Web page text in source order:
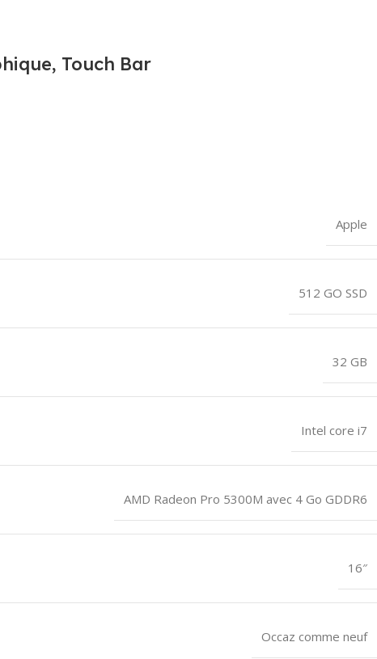
Touch Bar
Apple
512 GO SSD
32 GB
Intel core i7
AMD Radeon Pro 5300M avec 4 Go GDDR6
16″
Occaz comme neuf